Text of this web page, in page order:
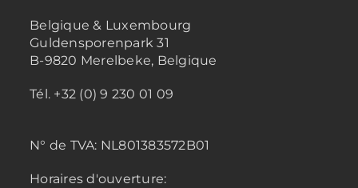
Belgique & Luxembourg
Guldensporenpark 31
B-9820 Merelbeke, Belgique
Tél. +32 (0) 9 230 01 09
N° de TVA: NL801383572B01
Horaires d'ouverture: